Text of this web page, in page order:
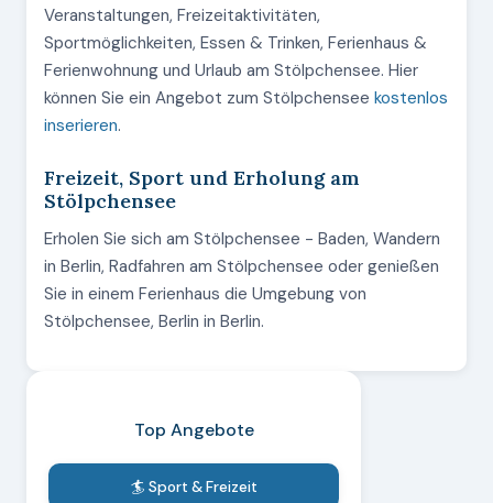
Veranstaltungen, Freizeitaktivitäten,
Sportmöglichkeiten, Essen & Trinken, Ferienhaus &
Ferienwohnung und Urlaub am Stölpchensee. Hier
können Sie ein Angebot zum Stölpchensee kostenlos
inserieren.
Freizeit, Sport und Erholung am
Stölpchensee
Erholen Sie sich am Stölpchensee - Baden, Wandern
in Berlin, Radfahren am Stölpchensee oder genießen
Sie in einem Ferienhaus die Umgebung von
Stölpchensee, Berlin in Berlin.
Top Angebote
🏄 Sport & Freizeit